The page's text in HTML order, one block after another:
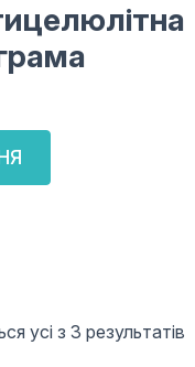
усі з 3 результатів